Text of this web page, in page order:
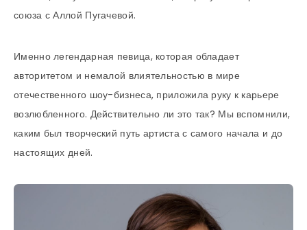
союза с Аллой Пугачевой.
Именно легендарная певица, которая обладает
авторитетом и немалой влиятельностью в мире
отечественного шоу-бизнеса, приложила руку к карьере
возлюбленного. Действительно ли это так? Мы вспомнили,
каким был творческий путь артиста с самого начала и до
настоящих дней.